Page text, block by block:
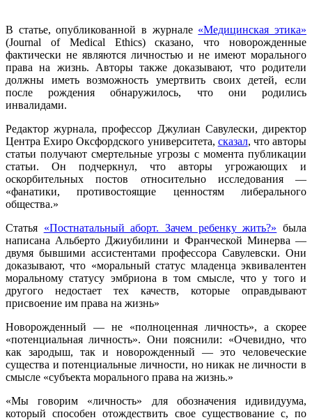
В статье, опубликованной в журнале «Медицинская этика»
(Journal of Medical Ethics) сказано, что новорожденные
фактически не являются личностью и не имеют морального
права на жизнь. Авторы также доказывают, что родители
должны иметь возможность умертвить своих детей, если
после рождения обнаружилось, что они родились
инвалидами.
Редактор журнала, профессор Джулиан Савулески, директор
Центра Ехиро Оксфордского университета, сказал, что авторы
статьи получают смертельные угрозы с момента публикации
статьи. Он подчеркнул, что авторы угрожающих и
оскорбительных постов относительно исследования —
«фанатики, противостоящие ценностям либерального
общества.»
Статья «Постнатальный аборт. Зачем ребенку жить?» была
написана Альберто Джиубилини и Франческой Минерва —
двумя бывшими ассистентами профессора Савулевски. Они
доказывают, что «моральный статус младенца эквивалентен
моральному статусу эмбриона в том смысле, что у того и
другого недостает тех качеств, которые оправдывают
присвоение им права на жизнь»
Новорожденный — не «полноценная личность», а скорее
«потенциальная личность». Они пояснили: «Очевидно, что
как зародыш, так и новорожденный — это человеческие
существа и потенциальные личности, но никак не личности в
смысле «субъекта морального права на жизнь.»
«Мы говорим «личность» для обозначения идивидуума,
который способен отождествить свое существование с, по